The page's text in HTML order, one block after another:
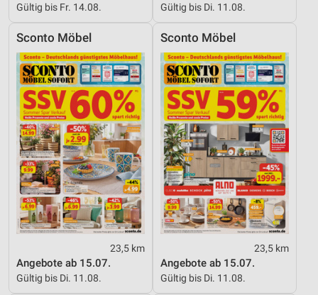
Gültig bis Fr. 14.08. Gültig bis Di. 11.08.
Sconto Möbel
23,5 km
Angebote ab 15.07.
Gültig bis Di. 11.08.
Sconto Möbel
23,5 km
Angebote ab 15.07.
Gültig bis Di. 11.08.